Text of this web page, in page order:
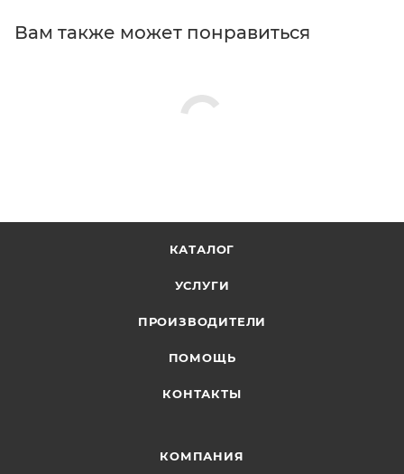
Вам также может понравиться
КАТАЛОГ
УСЛУГИ
ПРОИЗВОДИТЕЛИ
ПОМОЩЬ
КОНТАКТЫ
КОМПАНИЯ